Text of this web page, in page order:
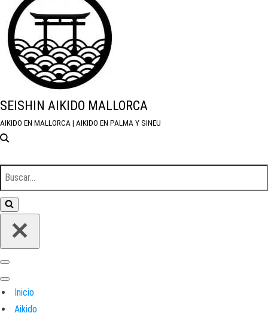
SEISHIN AIKIDO MALLORCA
AIKIDO EN MALLORCA | AIKIDO EN PALMA Y SINEU
Buscar...
Menú de navegación
Menú de navegación
Inicio
Aikido